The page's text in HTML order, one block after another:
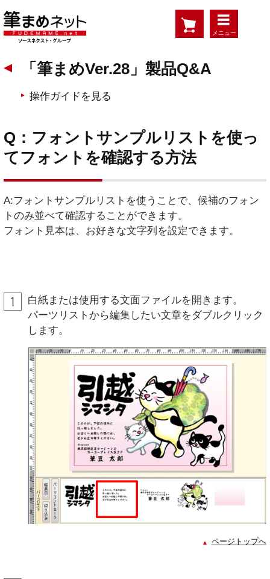
メニュー
「筆まめVer.28」製品Q&A
操作ガイドを見る
Q：フォントサンプルリストを使っ
てフォントを確認する方法
A:フォントサンプルリストを使うことで、候補のフォン
トのみ並べて確認することができます。
フォント見本は、お好きな文字列を設定できます。
白紙または使用する文面ファイルを開きます。
パーツリストから編集したい文章をダブルクリック
します。
ページトップへ